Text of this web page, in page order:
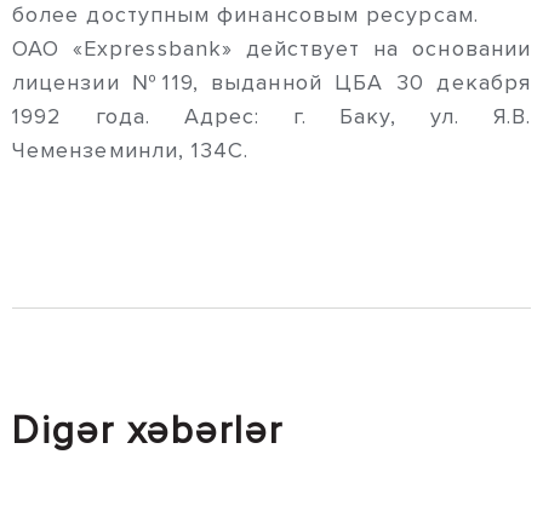
более доступным финансовым ресурсам.
ОАО «Expressbank» действует на основании
лицензии №119, выданной ЦБА 30 декабря
1992 года. Адрес: г. Баку, ул. Я.В.
Чеменземинли, 134С.
Digər xəbərlər